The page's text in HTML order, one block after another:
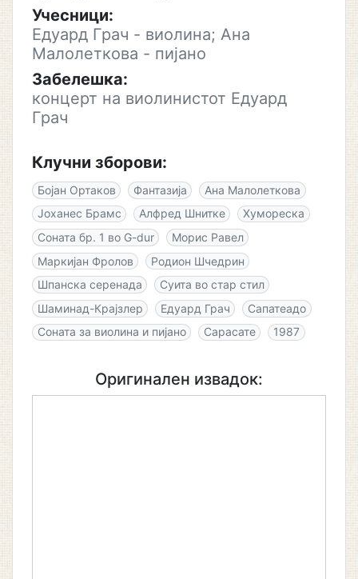
Учесници:
Едуард Грач - виолина; Ана
Малолеткова - пијано
Забелешка:
концерт на виолинистот Едуард
Грач
Клучни зборови:
Бојан Ортаков Фантазија
Ана Малолеткова
Јоханес Брамс
Алфред Шнитке
Хумореска
Соната бр. 1 во G-dur
Морис Равел
Маркијан Фролов
Родион Шчедрин
Шпанска серенада
Суита во стар стил
Шаминад-Крајзлер
Едуард Грач
Сапатеадо
Соната за виолина и пијано
Сарасате 1987
Оригинален извадок: